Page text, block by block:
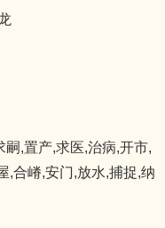
嗣,置产,求医,治病,开市,
,合嵴,安门,放水,捕捉,纳